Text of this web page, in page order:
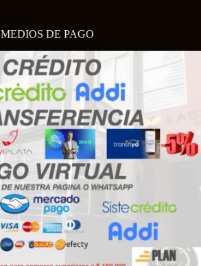
MEDIOS DE PAGO